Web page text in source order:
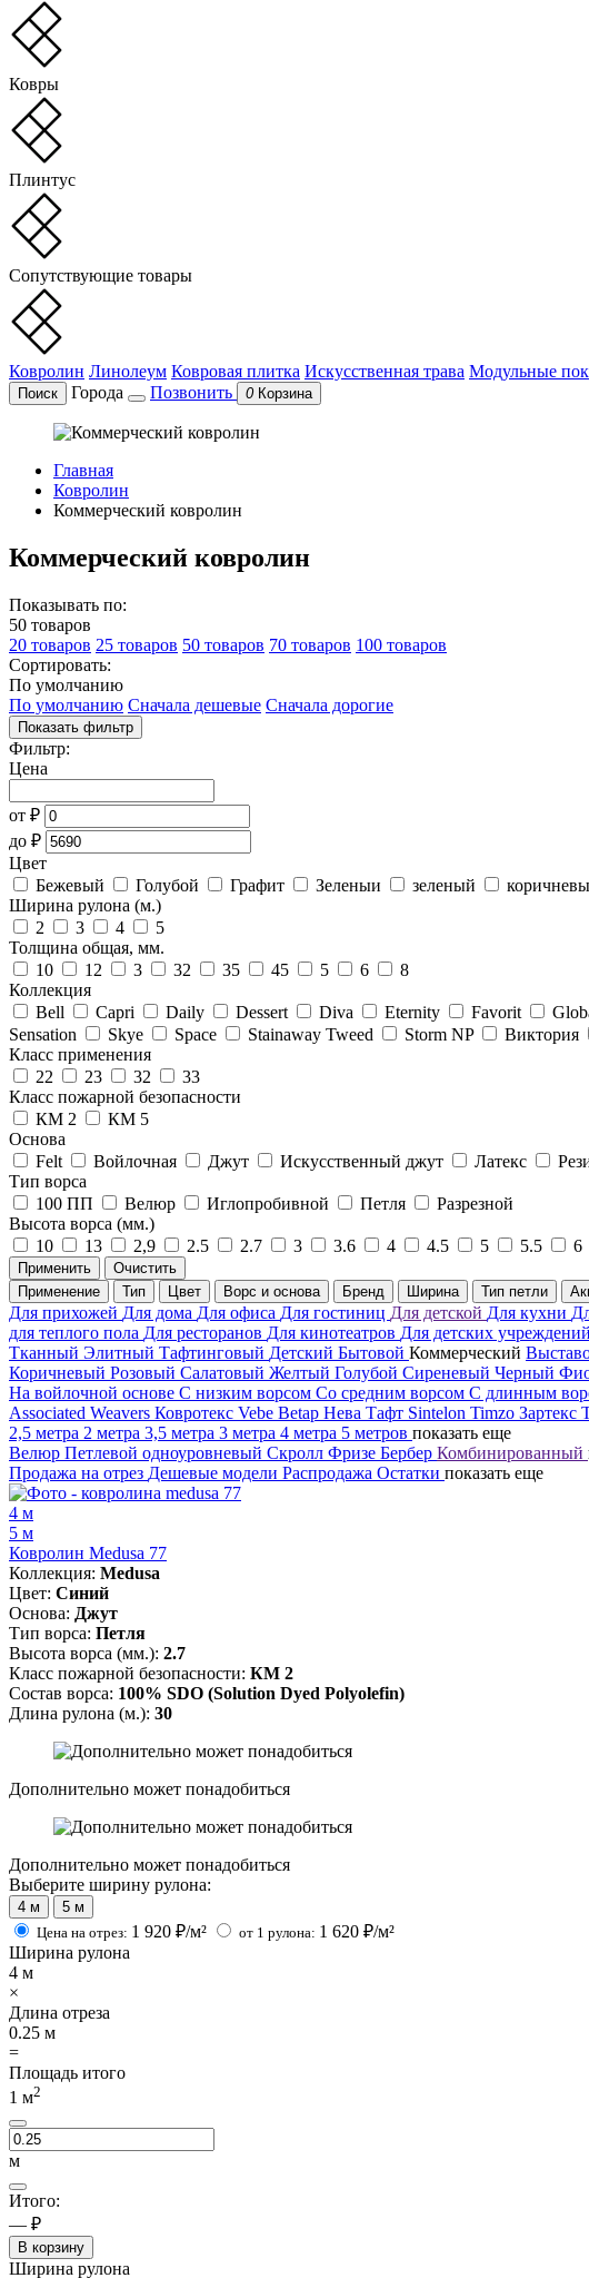
Ковры
Плинтус
Сопутствующие товары
Ковролин Линолеум Ковровая плитка Искусственная трава Модульные
Поиск Города Позвонить 0 Корзина
Главная
Ковролин
Коммерческий ковролин
Коммерческий ковролин
Показывать по:
50 товаров
20 товаров 25 товаров 50 товаров 70 товаров 100 товаров
Сортировать:
По умолчанию
По умолчанию Сначала дешевые Сначала дорогие
Показать фильтр
Фильтр:
Цена
от ₽
до ₽
Цвет
Бежевый
Голубой Графит Зеленыи зеленый
Ширина рулона (м.)
2
3 4
5
Толщина общая, мм.
10
12 3 32 35 45 5 6
8
Коллекция
Bell
Capri Daily Dessert Diva Eternity Favorit
Sensation
Skye Space Stainaway Tweed Storm NP Виктория
Класс применения
22
23 32
33
Класс пожарной безопасности
КМ 2
КМ 5
Основа
Felt
Войлочная Джут Искусственный джут Латекс
Тип ворса
100 ПП
Велюр Иглопробивной Петля
Разрезной
Высота ворса (мм.)
10
13 2,9 2.5 2.7 3 3.6 4 4.5 5 5.5 6
Применить
Очистить
Применение
Тип Цвет Ворс и основа Бренд Ширина Тип петли
Для прихожей Для дома Для офиса Для гостиниц Для детской Для кухни
для теплого пола Для ресторанов Для кинотеатров Для детских учреждений
Тканный Элитный Тафтинговый Детский Бытовой Коммерческий
Коричневый Розовый Салатовый Желтый Голубой Сиреневый Черный
На войлочной основе С низким ворсом Со средним ворсом С длинным
Associated Weavers Ковротекс Vebe Betap Нева Тафт Sintelon Timzo Зартекс
2,5 метра 2 метра 3,5 метра 3 метра 4 метра 5 метров показать еще
Велюр Петлевой одноуровневый Скролл Фризе Бербер Комбинированный
Продажа на отрез Дешевые модели Распродажа Остатки показать еще
4 м
5 м
Ковролин Medusa 77
Коллекция: Medusa
Цвет: Синий
Основа: Джут
Тип ворса: Петля
Высота ворса (мм.): 2.7
Класс пожарной безопасности: КМ 2
Состав ворса: 100% SDO (Solution Dyed Polyolefin)
Длина рулона (м.): 30
Дополнительно может понадобиться
Дополнительно может понадобиться
Выберите ширину рулона:
4 м
5 м
Цена на отрез: 1 920 ₽/м² от 1 рулона: 1 620 ₽/м²
Ширина рулона
4 м
×
Длина отреза
0.25 м
=
Площадь итого
1 м2
м
Итого:
— ₽
В корзину
Ширина рулона